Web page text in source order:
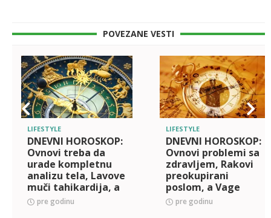
POVEZANE VESTI
LIFESTYLE
DNEVNI HOROSKOP:
Ovnovi treba da
urade kompletnu
analizu tela, Lavove
muči tahikardija, a
Škorpije muku
muče sa migrenom
pre godinu
LIFESTYLE
DNEVNI HOROSKOP:
Ovnovi problemi sa
zdravljem, Rakovi
preokupirani
poslom, a Vage
čeka ljubavno
iznenađenje
pre godinu